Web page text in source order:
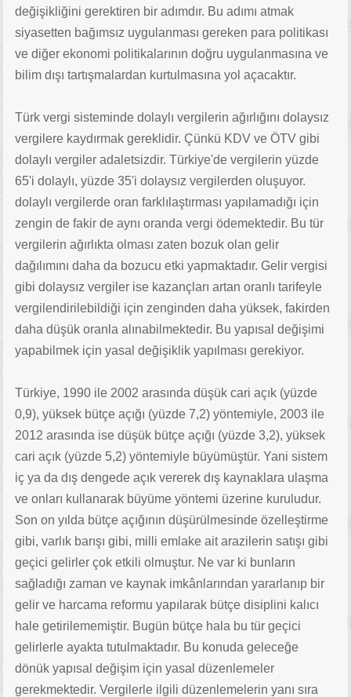
değişikliğini gerektiren bir adımdır. Bu adımı atmak
siyasetten bağımsız uygulanması gereken para politikası
ve diğer ekonomi politikalarının doğru uygulanmasına ve
bilim dışı tartışmalardan kurtulmasına yol açacaktır.
Türk vergi sisteminde dolaylı vergilerin ağırlığını dolaysız
vergilere kaydırmak gereklidir. Çünkü KDV ve ÖTV gibi
dolaylı vergiler adaletsizdir. Türkiye'de vergilerin yüzde
65'i dolaylı, yüzde 35'i dolaysız vergilerden oluşuyor.
dolaylı vergilerde oran farklılaştırması yapılamadığı için
zengin de fakir de aynı oranda vergi ödemektedir. Bu tür
vergilerin ağırlıkta olması zaten bozuk olan gelir
dağılımını daha da bozucu etki yapmaktadır. Gelir vergisi
gibi dolaysız vergiler ise kazançları artan oranlı tarifeyle
vergilendirilebildiği için zenginden daha yüksek, fakirden
daha düşük oranla alınabilmektedir. Bu yapısal değişimi
yapabilmek için yasal değişiklik yapılması gerekiyor.
Türkiye, 1990 ile 2002 arasında düşük cari açık (yüzde
0,9), yüksek bütçe açığı (yüzde 7,2) yöntemiyle, 2003 ile
2012 arasında ise düşük bütçe açığı (yüzde 3,2), yüksek
cari açık (yüzde 5,2) yöntemiyle büyümüştür. Yani sistem
iç ya da dış dengede açık vererek dış kaynaklara ulaşma
ve onları kullanarak büyüme yöntemi üzerine kuruludur.
Son on yılda bütçe açığının düşürülmesinde özelleştirme
gibi, varlık barışı gibi, milli emlake ait arazilerin satışı gibi
geçici gelirler çok etkili olmuştur. Ne var ki bunların
sağladığı zaman ve kaynak imkânlarından yararlanıp bir
gelir ve harcama reformu yapılarak bütçe disiplini kalıcı
hale getirilememiştir. Bugün bütçe hala bu tür geçici
gelirlerle ayakta tutulmaktadır. Bu konuda geleceğe
dönük yapısal değişim için yasal düzenlemeler
gerekmektedir. Vergilerle ilgili düzenlemelerin yanı sıra